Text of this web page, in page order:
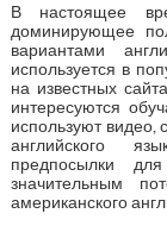
В настоящее
доминирующее
вариантами
используется в
на известных
интересуются
используют видео,
английского
предпосылки
значительным
американского